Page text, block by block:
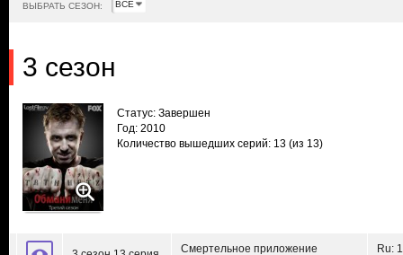
ВЫБРАТЬ СЕЗОН:
3 сезон
Статус: Завершен
Год: 2010
Количество вышедших серий: 13 (из 13)
Смертельное приложение Ru: